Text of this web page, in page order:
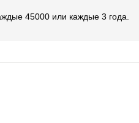
45000 или каждые 3 года.